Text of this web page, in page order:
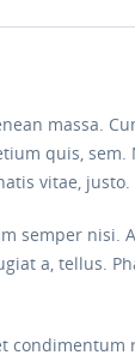
massa.
quis,
vitae, justo.
semper nisi.
a, tellus.